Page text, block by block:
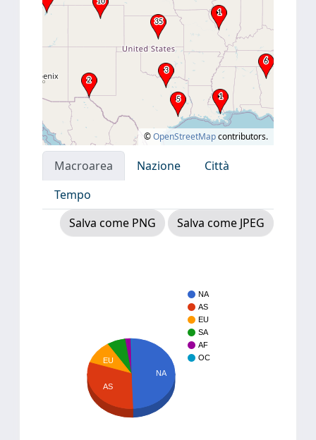
©OpenStreetMapcontributors.
Macroarea Nazione
Città
Tempo
Salva come PNG
Salva come JPEG
NA
AS
EU
SA
AF
OC
NA
EU
AS